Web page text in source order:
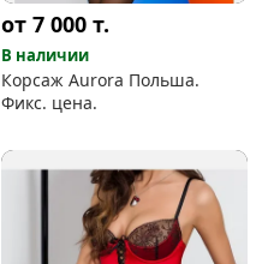
от 7 000т.
В наличии
Корсаж Aurora Польша.
Фикс. цена.